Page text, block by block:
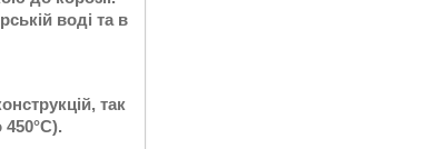
воді та в
так
450°С).